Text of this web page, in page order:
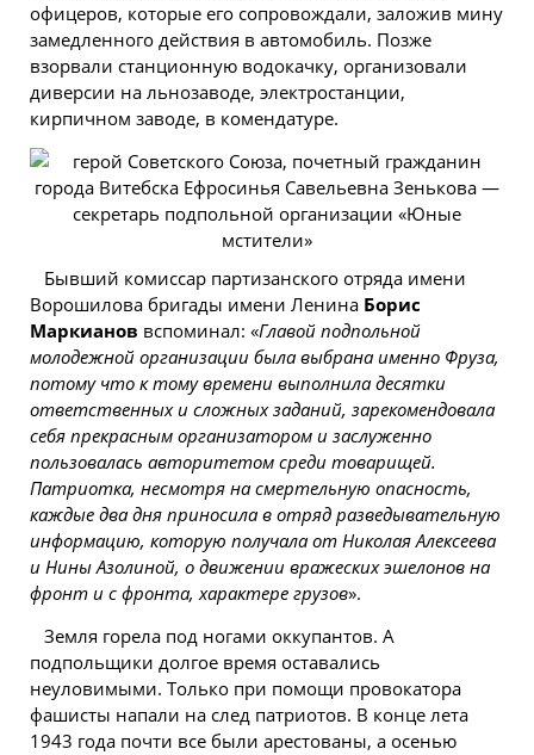
офицеров, которые его сопровождали, заложив мину
замедленного действия в автомобиль. Позже
взорвали станционную водокачку, организовали
диверсии на льнозаводе, электростанции,
кирпичном заводе, в комендатуре.
Бывший комиссар партизанского отряда имени
Ворошилова бригады имени Ленина Борис
Маркианов вспоминал: «Главой подпольной
молодежной организации была выбрана именно Фруза,
потому что к тому времени выполнила десятки
ответственных и сложных заданий, зарекомендовала
себя прекрасным организатором и заслуженно
пользовалась авторитетом среди товарищей.
Патриотка, несмотря на смертельную опасность,
каждые два дня приносила в отряд разведывательную
информацию, которую получала от Николая Алексеева
и Нины Азолиной, о движении вражеских эшелонов на
фронт и с фронта, характере грузов».
Земля горела под ногами оккупантов. А
подпольщики долгое время оставались
неуловимыми. Только при помощи провокатора
фашисты напали на след патриотов. В конце лета
1943 года почти все были арестованы, а осенью